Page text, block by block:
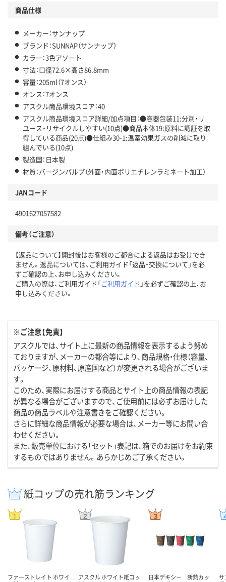
商品仕様
メーカー：サンナップ
ブランド：SUNNAP（サンナップ）
カラー：3色アソート
寸法：口径72.6×高さ86.8mm
容量：205ml（7オンス）
オンス：7オンス
アスクル商品環境スコア：40
アスクル商品環境スコア詳細/加点項目：●容器包装11:分別・リ
ユース・リサイクルしやすい(10点)●商品本体19:原料に認証を取
得している商品(20点)●仕組み30-1:温室効果ガスの削減に取り
組んでいる(10点)
製造国：日本製
材質：バージンパルプ（外面・内面ポリエチレンラミネート加工）
JANコード
4901627057582
備考（ご注意）
【返品について】開封後はお客様のご都合による返品はお受けでき
ません。返品については、ご利用ガイド「返品・交換について」を必
ずご確認の上、お申し込みください。
ご購入の際は、ご利用ガイド「ご利用ガイド 」を必ずご確認の上、お
申し込みください。
※ご注意【免責】
アスクルでは、サイト上に最新の商品情報を表示するよう努め
ておりますが、メーカーの都合等により、商品規格・仕様（容量、
パッケージ、原材料、原産国など）が変更される場合がございま
す。
このため、実際にお届けする商品とサイト上の商品情報の表記
が異なる場合がございますので、ご使用前には必ずお届けした
商品の商品ラベルや注意書きをご確認ください。
さらに詳細な商品情報が必要な場合は、メーカー等にお問い合
わせください。
また、販売単位における「セット」表記は、箱でのお届けをお約束
するものではありません。あらかじめご了承ください。
紙コップの売れ筋ランキング
ファーストレイト ホワイ
アスクル ホワイト紙コッ
日本デキシー 断熱カッ